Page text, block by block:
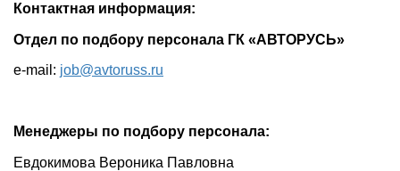
Контактная информация:
Отдел по подбору персонала ГК «АВТОРУСЬ»
e-mail: job@avtoruss.ru
Менеджеры по подбору персонала:
Евдокимова Вероника Павловна